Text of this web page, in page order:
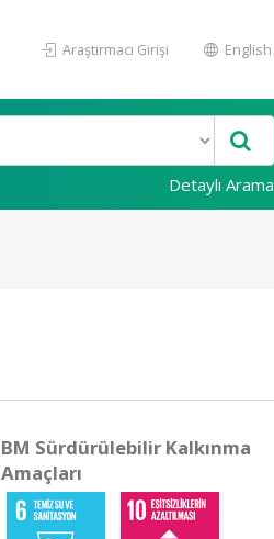
Araştırmacı Girişi English
Detaylı Arama
BM Sürdürülebilir Kalkınma
Amaçları